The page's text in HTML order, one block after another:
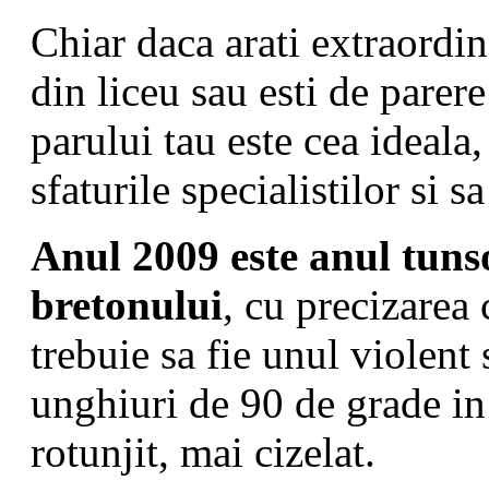
Chiar daca arati
din liceu sau esti de
parului tau este cea
sfaturile specialistilor si
Anul 2009 este anul
bretonului, cu
trebuie sa fie unul violent
unghiuri de 90 de grade
rotunjit, mai cizelat.